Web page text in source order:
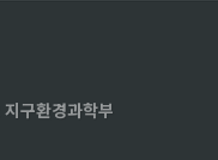
지구환경과학부